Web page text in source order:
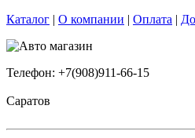
Каталог | О компании | Оплата |
Телефон: +7(908)911-66-15
Саратов